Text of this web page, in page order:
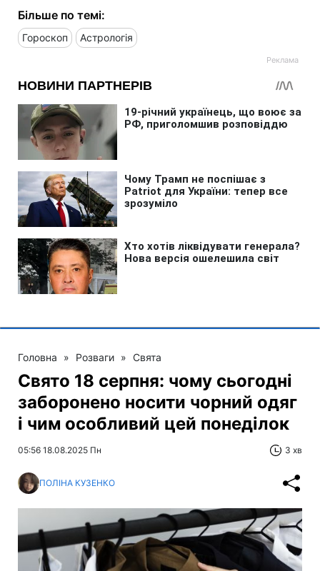
Більше по темі:
Гороскоп Астрологія
Головна » Розваги » Свята
Свято 18 серпня: чому сьогодні
заборонено носити чорний одяг
і чим особливий цей понеділок
05:56 18.08.2025 Пн 3 хв
ПОЛІНА КУЗЕНКО